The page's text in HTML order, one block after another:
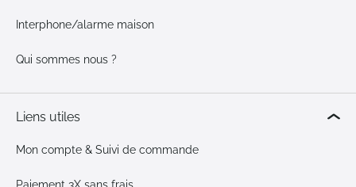
Interphone/alarme maison
Qui sommes nous ?
Liens utiles
Mon compte & Suivi de commande